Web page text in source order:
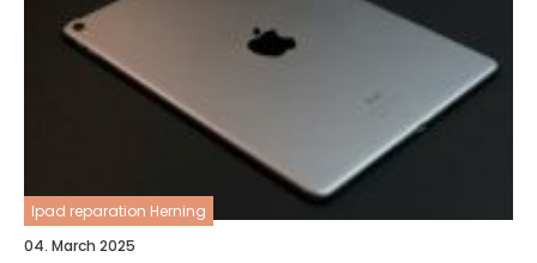
Ipad reparation Herning
04. March 2025